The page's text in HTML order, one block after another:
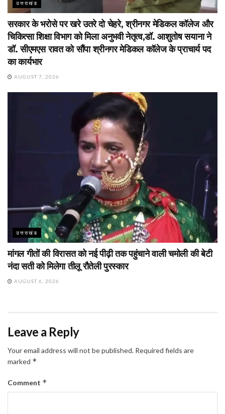
उत्तराखंड
सरकार के भरोसे पर खरे उतरे दो चेहरे, श्रीनगर मेडिकल कॉलेज और
चिकित्सा शिक्षा विभाग को मिला अनुभवी नेतृत्व,डॉ. आशुतोष सयाना ने
डॉ. सीएमएस रावत को सौंपा श्रीनगर मेडिकल कॉलेज के प्राचार्य पद
का कार्यभार
AUGUST 7, 2026
उत्तराखंड
मांगल गीतों की विरासत को नई पीढ़ी तक पहुंचाने वाली चमोली की बेटी
नंदा सती को मिलेगा तीलू रौतेली पुरस्कार
AUGUST 6, 2026
Leave a Reply
Your email address will not be published. Required fields are
marked *
Comment *